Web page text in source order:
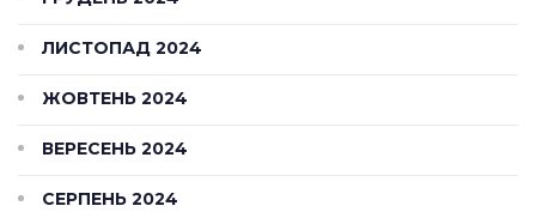
ЛИСТОПАД 2024
ЖОВТЕНЬ 2024
ВЕРЕСЕНЬ 2024
СЕРПЕНЬ 2024